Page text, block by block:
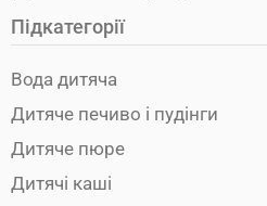
Підкатегорії
Вода дитяча
Дитяче печиво і пудінги
Дитяче пюре
Дитячі каші